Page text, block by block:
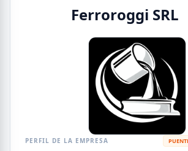
Ferroroggi SRL
PERFIL DE LA EMPRESA